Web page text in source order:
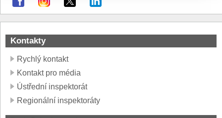
Kontakty
Rychlý kontakt
Kontakt pro média
Ústřední inspektorát
Regionální inspektoráty